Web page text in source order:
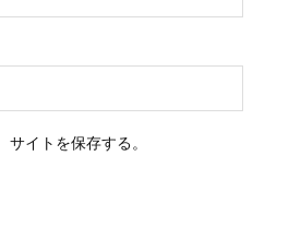
イトを保存する。